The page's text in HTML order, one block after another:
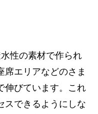
性の素材で作られ
席エリアなどのさま
伸びています。これ
スできるようにしな